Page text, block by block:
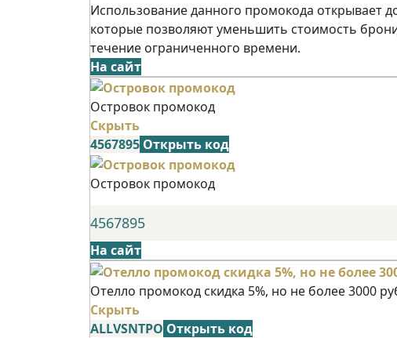
Использование данного промокода открывает
которые позволяют уменьшить стоимость
течение ограниченного времени.
На сайт
Островок промокод
Скрыть
4567895 Открыть код
Островок промокод
4567895
На сайт
Отелло промокод скидка 5%, но не более 3000
Скрыть
ALLVSNTPO Открыть код